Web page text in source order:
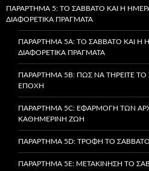
ΠΑΡΆΡΤΗΜΑ 5: ΤΟ ΣΆΒΒΑΤΟ ΚΑΙ Η
ΔΙΑΦΟΡΕΤΙΚΆ ΠΡΆΓΜΑΤΑ
ΠΑΡΆΡΤΗΜΑ 5A: ΤΟ ΣΆΒΒΑΤΟ ΚΑΙ Η
ΔΙΑΦΟΡΕΤΙΚΆ ΠΡΆΓΜΑΤΑ
ΠΑΡΆΡΤΗΜΑ 5B: ΠΏΣ ΝΑ ΤΗΡΕΊΤΕ
ΕΠΟΧΉ
ΠΑΡΆΡΤΗΜΑ 5C: ΕΦΑΡΜΟΓΉ ΤΩΝ
ΚΑΘΗΜΕΡΙΝΉ ΖΩΉ
ΠΑΡΆΡΤΗΜΑ 5D: ΤΡΟΦΉ ΤΟ
ΠΑΡΆΡΤΗΜΑ 5E: ΜΕΤΑΚΊΝΗΣΗ ΤΟ